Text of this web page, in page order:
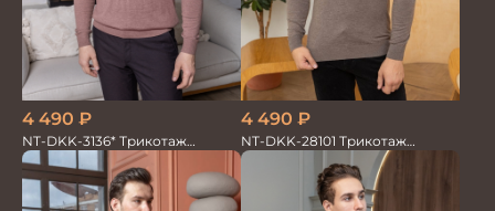
4 490 ₽
NT-DKK-3136* Трикотаж
Джемпер
4 490 ₽
NT-DKK-28101 Трикотаж
Джемпер